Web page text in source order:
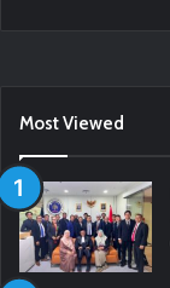
Most Viewed